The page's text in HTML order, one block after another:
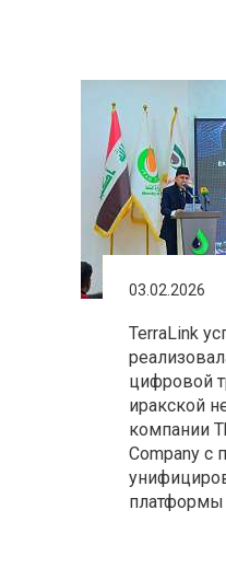
03.02.2026
TerraLink
цифровой
иракской
компании
Company
платформы